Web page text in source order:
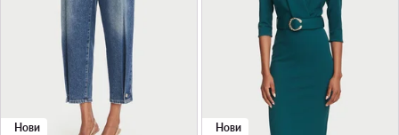
Нови Нови